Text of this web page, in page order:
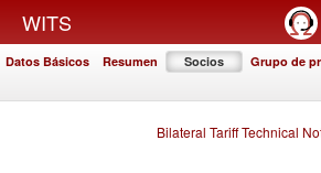
WITS
Datos Básicos Resumen Socios Grupo de
Bilateral Tariff Technical